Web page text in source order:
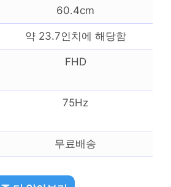
60.4cm
약 23.7인치에 해당함
FHD
75Hz
무료배송